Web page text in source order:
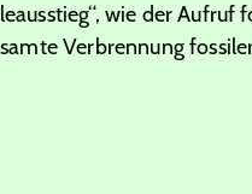
wie der Aufruf
Verbrennung